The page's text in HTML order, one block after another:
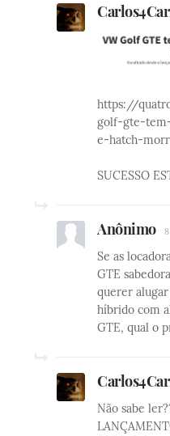
https://
golf-gte-
e-hatch-
SUCESSO
Anônimo
Se as
GTE
querer
híbrido com
GTE, qual o
Não sabe